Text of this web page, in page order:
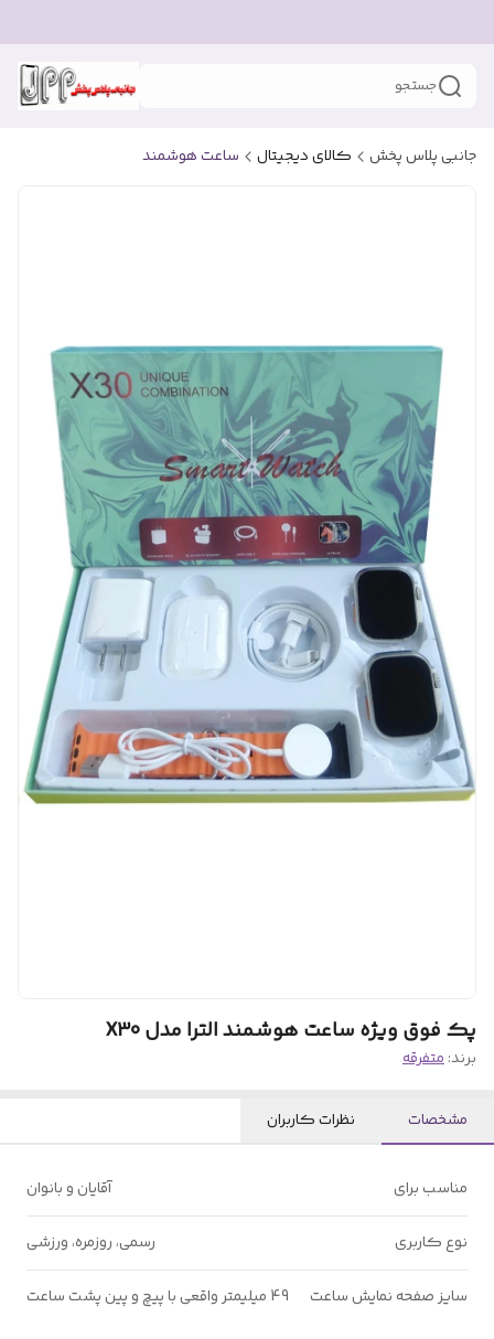
جستجو
جانبی پلاس پخش کالای دیجیتال ساعت هوشمند
پک فوق ویژه ساعت هوشمند الترا مدل X30
برند:متفرقه
مشخصات نظرات کاربران
مناسب برای آقایان و بانوان
نوع کاربری رسمی، روزمره، ورزشی
سایز صفحه نمایش ساعت 49 میلیمتر واقعی با پیچ و پین پشت ساعت